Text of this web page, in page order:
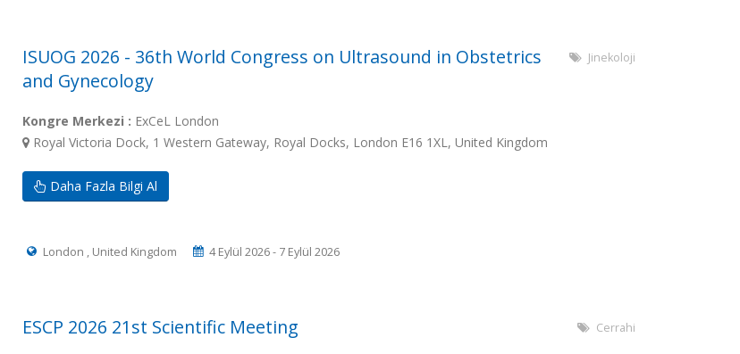
Jinekoloji
ISUOG 2026 - 36th World Congress on Ultrasound in Obstetrics
and Gynecology
Kongre Merkezi : ExCeL London
Royal Victoria Dock, 1 Western Gateway, Royal Docks, London E16 1XL, United Kingdom
Daha Fazla Bilgi Al
London , United Kingdom 4 Eylül 2026 - 7 Eylül 2026
Cerrahi
ESCP 2026 21st Scientific Meeting